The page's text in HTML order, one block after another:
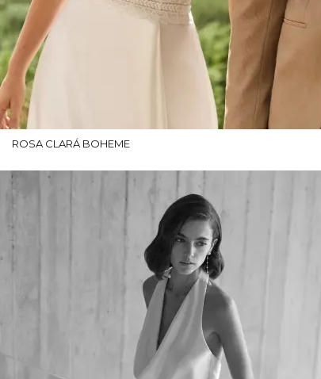
ROSA CLARÁ BOHEME